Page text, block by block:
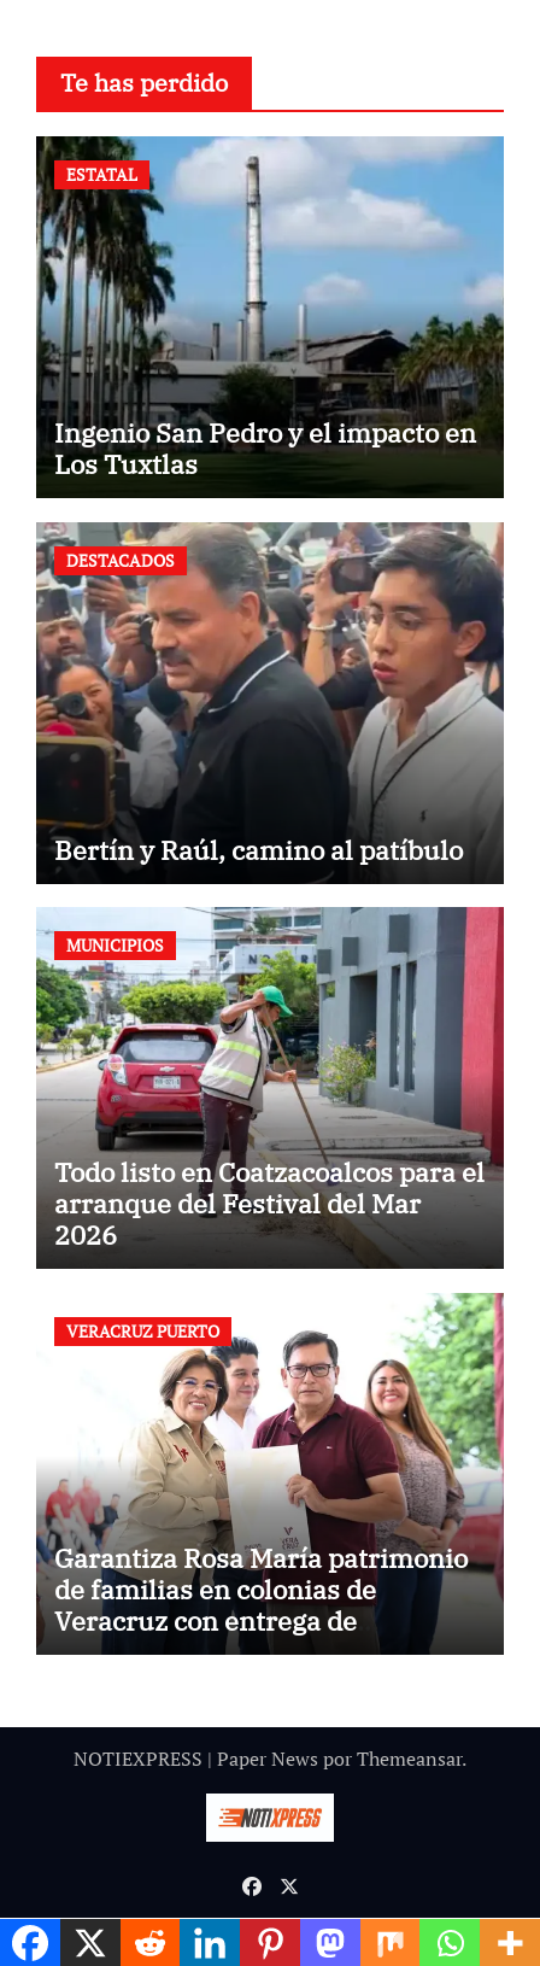
Te has perdido
ESTATAL
Ingenio San Pedro y el impacto en
Los Tuxtlas
DESTACADOS
Bertín y Raúl, camino al patíbulo
MUNICIPIOS
Todo listo en Coatzacoalcos para el
arranque del Festival del Mar
2026
VERACRUZ PUERTO
Garantiza Rosa María patrimonio
de familias en colonias de
Veracruz con entrega de
escrituras
NOTIEXPRESS | Paper News porThemeansar.